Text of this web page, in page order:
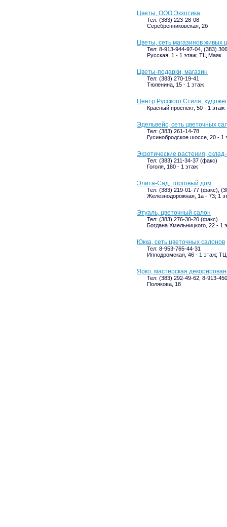
Цветы, ООО Экзотика
Тел: (383) 223-28-08
Серебренниковская, 2б
Цветы, сеть магазинов живых
Тел: 8-913-944-97-04, (383)
Русская, 1 - 1 этаж; ТЦ Маяк
Цветы-подарки, магазин
Тел: (383) 270-19-41
Тюленина, 15 - 1 этаж
Центр Русского Стиля,
Красный проспект, 50 - 1 этаж
Эдельвейс, сеть цветочных
Тел: (383) 261-14-78
Гусинобродское шоссе, 20 - 1
Экзотические растения,
Тел: (383) 211-34-37 (факс)
Гоголя, 180 - 1 этаж
Элита-Сад, торговый дом
Тел: (383) 219-01-77 (факс),
Железнодорожная, 1а - 73; 1
Этуаль, цветочный салон
Тел: (383) 276-30-20 (факс)
Богдана Хмельницкого, 22 - 1
Юкка, сеть цветочных салонов
Тел: 8-953-765-44-31
Ипподромская, 46 - 1 этаж;
Ярко, мастерская
Тел: (383) 292-49-62, 8-913-
Полякова, 18